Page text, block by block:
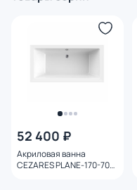
52 400 ₽
Акриловая ванна
CEZARES PLANE-170-70-